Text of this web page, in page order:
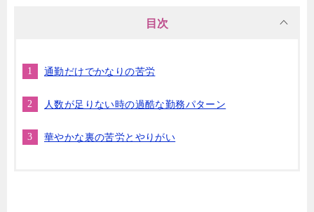
目次
通勤だけでかなりの苦労
人数が足りない時の過酷な勤務パターン
華やかな裏の苦労とやりがい